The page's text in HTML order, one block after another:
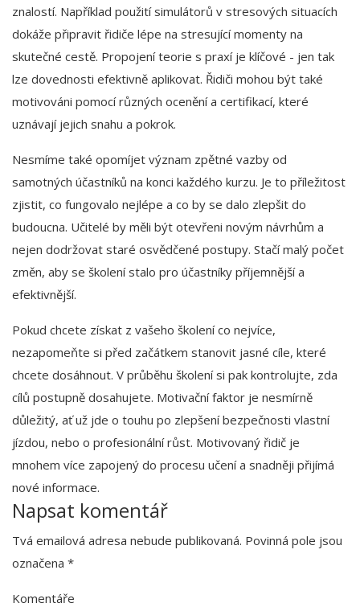
znalostí. Například použití simulátorů v stresových situacích
dokáže připravit řidiče lépe na stresující momenty na
skutečné cestě. Propojení teorie s praxí je klíčové - jen tak
lze dovednosti efektivně aplikovat. Řidiči mohou být také
motivováni pomocí různých ocenění a certifikací, které
uznávají jejich snahu a pokrok.
Nesmíme také opomíjet význam zpětné vazby od
samotných účastníků na konci každého kurzu. Je to příležitost
zjistit, co fungovalo nejlépe a co by se dalo zlepšit do
budoucna. Učitelé by měli být otevřeni novým návrhům a
nejen dodržovat staré osvědčené postupy. Stačí malý počet
změn, aby se školení stalo pro účastníky příjemnější a
efektivnější.
Pokud chcete získat z vašeho školení co nejvíce,
nezapomeňte si před začátkem stanovit jasné cíle, které
chcete dosáhnout. V průběhu školení si pak kontrolujte, zda
cílů postupně dosahujete. Motivační faktor je nesmírně
důležitý, ať už jde o touhu po zlepšení bezpečnosti vlastní
jízdou, nebo o profesionální růst. Motivovaný řidič je
mnohem více zapojený do procesu učení a snadněji přijímá
nové informace.
Napsat komentář
Tvá emailová adresa nebude publikovaná. Povinná pole jsou
označena *
Komentáře